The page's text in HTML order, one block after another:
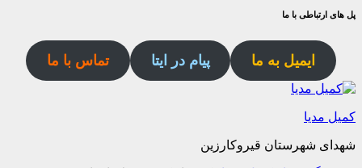
پل های ارتباطی با ما
ایمیل به ما پیام در ایتا تماس با ما
کمیل مدیا
شهدای شهرستان قیروکارزین